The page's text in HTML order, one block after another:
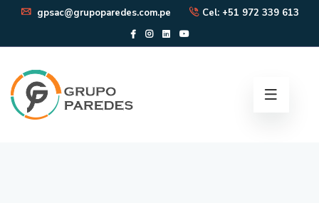
gpsac@grupoparedes.com.pe Cel: +51 972 339 613